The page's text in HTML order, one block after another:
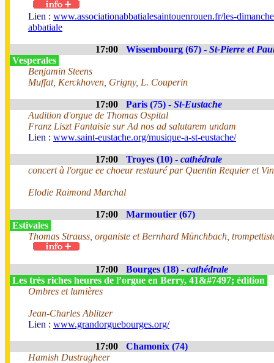
Lien : www.associationabbatialesaintouenrouen.fr/les-
abbatiale
17:00 Wissembourg (67) - St-Pierre et
Vesperales
Benjamin Steens
Muffat, Kerckhoven, Grigny, L. Couperin
17:00 Paris (75) - St-Eustache
Audition d'orgue de Thomas Ospital
Franz Liszt Fantaisie sur Ad nos ad salutarem undam
Lien : www.saint-eustache.org/musique-a-st-eustache/
17:00 Troyes (10) - cathédrale
concert à l'orgue ee choeur restauré par Quentin Requier et
Elodie Raimond Marchal
17:00
Marmoutier (67)
Estivales
Thomas Strauss, organiste et Bernhard Münchbach,
17:00 Bourges (18) - cathédrale
Les très riches heures de l’orgue en Berry, 41&#7497; édition
Ombres et lumières
Jean-Charles Ablitzer
Lien : www.grandorguebourges.org/
17:00
Chamonix (74)
Hamish Dustragheer